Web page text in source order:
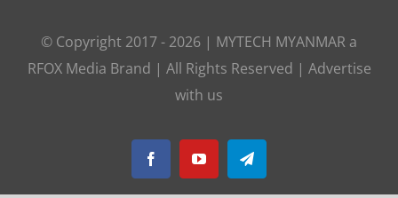
© Copyright 2017 - 2026 | MYTECH MYANMAR a
RFOX Media Brand | All Rights Reserved | Advertise
with us
FacebookYouTubeTelegram